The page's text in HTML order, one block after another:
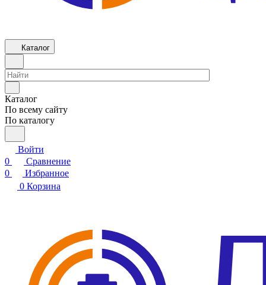
Каталог
Каталог
По всему сайту
По каталогу
Войти
0
Сравнение
0
Избранное
0 Корзина